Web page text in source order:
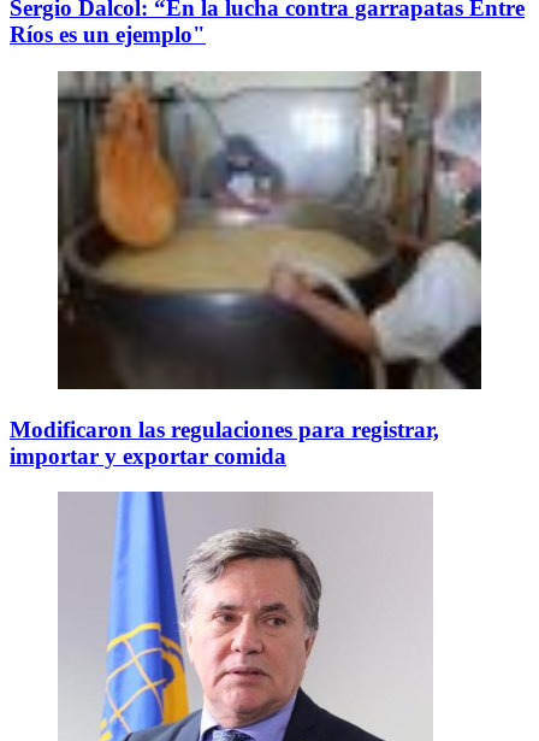
Sergio Dalcol: “En la lucha contra garrapatas Entre
Ríos es un ejemplo"
Modificaron las regulaciones para registrar,
importar y exportar comida